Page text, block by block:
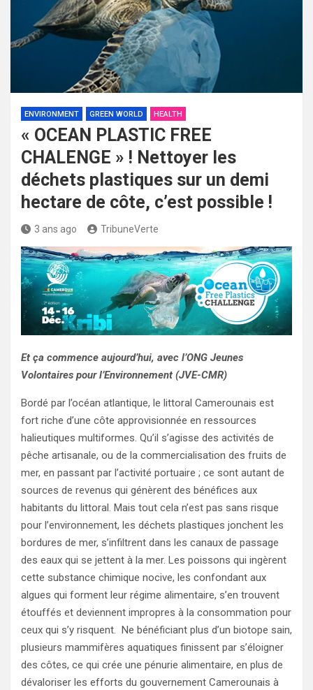
ENVIRONMENT GREEN WORLD HEALTH
« OCEAN PLASTIC FREE
CHALENGE » ! Nettoyer les
déchets plastiques sur un demi
hectare de côte, c’est possible !
3 ans ago TribuneVerte
Et ça commence aujourd’hui, avec l’ONG Jeunes
Volontaires pour l’Environnement (JVE-CMR)
Bordé par l’océan atlantique, le littoral Camerounais est
fort riche d’une côte approvisionnée en ressources
halieutiques multiformes. Qu’il s’agisse des activités de
pêche artisanale, ou de la commercialisation des fruits de
mer, en passant par l’activité portuaire ; ce sont autant de
sources de revenus qui génèrent des bénéfices aux
habitants du littoral. Mais tout cela n’est pas sans risque
pour l’environnement, les déchets plastiques jonchent les
bordures de mer, s’infiltrent dans les canaux de passage
des eaux qui se jettent à la mer. Les poissons qui ingèrent
cette substance chimique nocive, les confondant aux
algues qui forment leur régime alimentaire, s’en trouvent
étouffés et deviennent impropres à la consommation pour
ceux qui s’y risquent. Ne bénéficiant plus d’un biotope sain,
plusieurs mammifères aquatiques finissent par s’éloigner
des côtes, ce qui crée une pénurie alimentaire, en plus de
dévaloriser les efforts du gouvernement Camerounais à